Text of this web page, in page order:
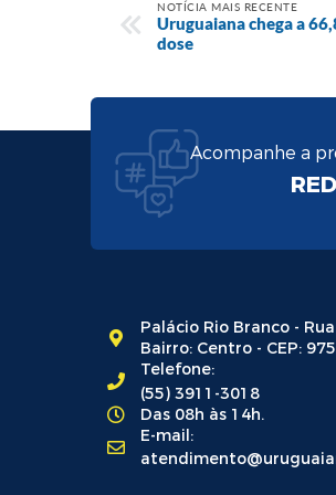
NOTÍCIA MAIS RECENTE
Uruguaiana chega a
dose
Acompanhe a
Palácio Rio Branco -
Bairro: Centro - CEP:
Telefone:
(55) 3911-3018
Das 08h às 14h.
E-mail: